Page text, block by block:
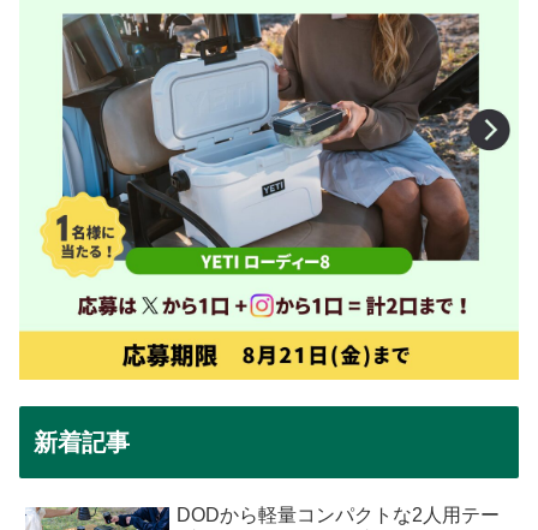
新着記事
DODから軽量コンパクトな2人用テー